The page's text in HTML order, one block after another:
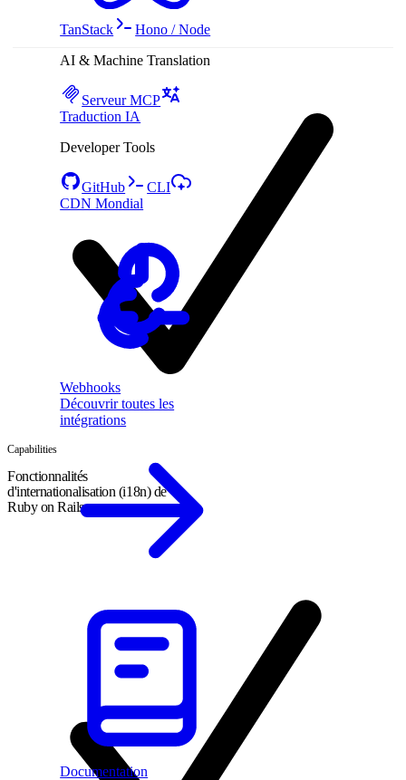
TanStack
Hono / Node
AI & Machine Translation
Serveur MCP
Traduction IA
Developer Tools
GitHub
CLI
CDN Mondial
Webhooks
Découvrir toutes les
intégrations
Documentation
Capabilities
Fonctionnalités
d'internationalisation (i18n) de
Ruby on Rails